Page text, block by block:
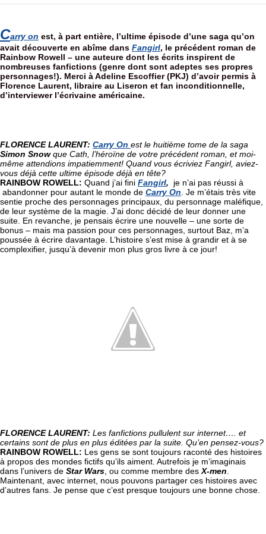
Carry on est, à part entière, l’ultime épisode d’une saga qu’on
avait découverte en abîme dans Fangirl, le précédent roman de
Rainbow Rowell – une auteure dont les écrits inspirent de
nombreuses fanfictions (genre dont sont adeptes ses propres
personnages!). Merci à Adeline Escoffier (PKJ) d’avoir permis à
Florence Laurent, libraire au Liseron et fan inconditionnelle,
d’interviewer l’écrivaine américaine.
FLORENCE LAURENT: Carry On
Simon Snow que Cath, l’héroïne de votre précédent roman, et moi-
même attendions impatiemment! Quand vous écriviez Fangirl, aviez-
vous déjà cette ultime épisode déjà en tête?
RAINBOW ROWELL: Quand j’ai fini Fangirl, je n’ai pas réussi à
abandonner pour autant le monde de Carry On . Je m’étais très vite
sentie proche des personnages principaux, du personnage maléfique,
de leur système de la magie. J’ai donc décidé de leur donner une
suite. En revanche, je pensais écrire une nouvelle – une sorte de
bonus – mais ma passion pour ces personnages, surtout Baz, m’a
poussée à écrire davantage. L’histoire s’est mise à grandir et à se
complexifier, jusqu’à devenir mon plus gros livre à ce jour!
FLORENCE LAURENT: Les fanfictions pullulent sur internet…. et
certains sont de plus en plus éditées par la suite. Qu’en pensez-vous?
RAINBOW ROWELL: Les gens se sont toujours raconté des histoires
à propos des mondes fictifs qu’ils aiment. Autrefois je m’imaginais
dans l’univers de Star Wars, ou comme membre des X-men.
Maintenant, avec internet, nous pouvons partager ces histoires avec
d’autres fans. Je pense que c’est presque toujours une bonne chose.